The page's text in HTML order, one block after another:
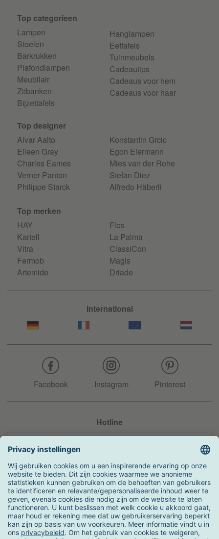
Top categorieen
Lampen
Stoelen
Barkrukken
Plafondlampen
Meubilair
Zitbanken
Bijzettafels
Hanglampen
Eettafels
Tuinmeubels
Cadeautips
Cadeaus voor hem
Cadeaus voor haar
Top designer
Alvar Aalto
Eileen Gray
Charles Eames
Verner Panton
Philippe Starck
Konstantin Grcic
Egon Eiermann
Mies van der Rohe
Stefan Diez
Alfredo Häberli
Top merken
HAY
Kartell
Vitra
Fermob
Artemide
Flos
La Palma
ClassiCon
Magis
Driade
International
Facebook Instagram Pinterest
Hotline
Zo kunt u betalen